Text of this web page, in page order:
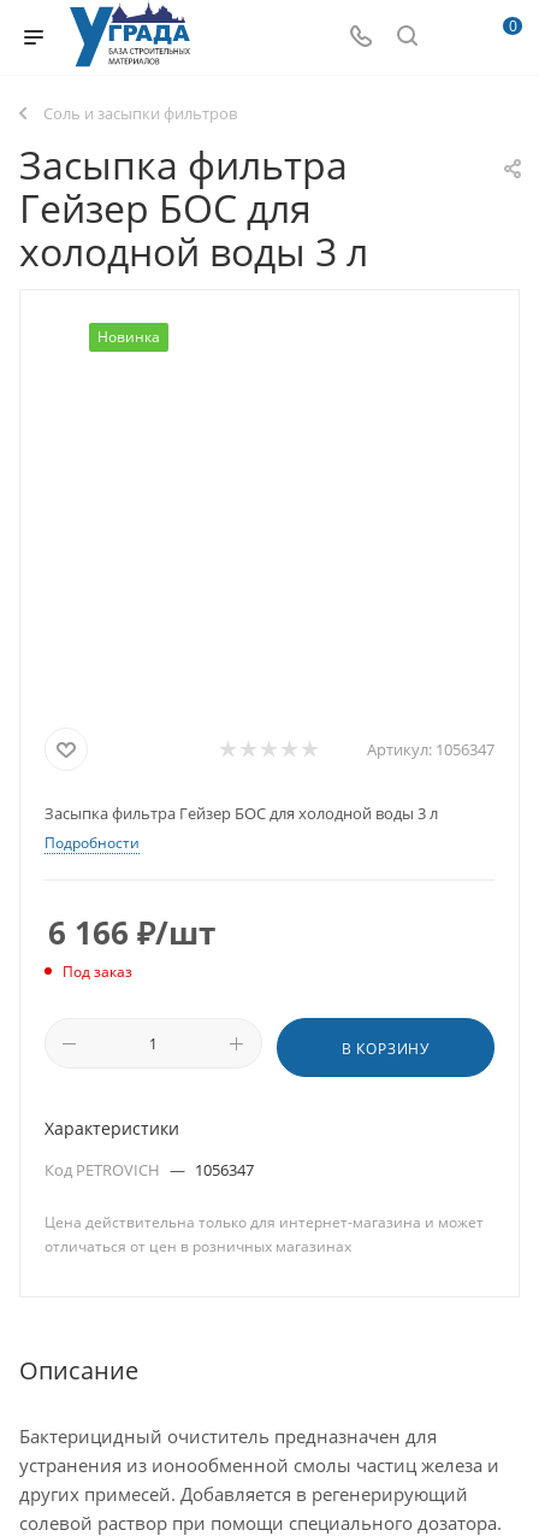
0
Соль и засыпки фильтров
Засыпка фильтра
Гейзер БОС для
холодной воды 3 л
Новинка
Артикул: 1056347
Засыпка фильтра Гейзер БОС для холодной воды 3 л
Подробности
6 166 ₽/шт
Под заказ
В КОРЗИНУ
Характеристики
Код PETROVICH — 1056347
Цена действительна только для интернет-магазина и может
отличаться от цен в розничных магазинах
Описание
Бактерицидный очиститель предназначен для
устранения из ионообменной смолы частиц железа и
других примесей. Добавляется в регенерирующий
солевой раствор при помощи специального дозатора.